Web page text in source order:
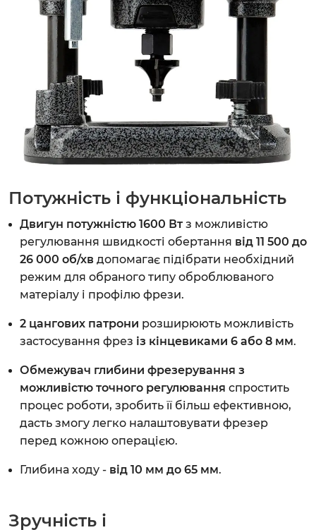
Потужність і функціональність
Двигун потужністю 1600 Втз можливістю
регулювання швидкості обертання від 11 500 до
26 000 об/хв допомагає підібрати необхідний
режим для обраного типу оброблюваного
матеріалу і профілю фрези.
2 цангових патрони розширюють можливість
застосування фрез із кінцевиками 6 або 8 мм.
Обмежувач глибини фрезерування з
можливістю точного регулювання спростить
процес роботи, зробить її більш ефективною,
дасть змогу легко налаштовувати фрезер
перед кожною операцією.
Глибина ходу - від 10 мм до 65 мм.
Зручність і